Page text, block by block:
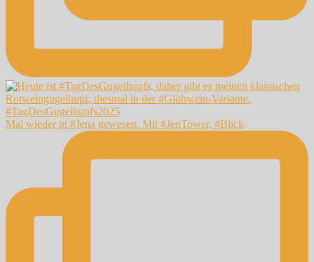
Mal wieder in #Jena gewesen. Mit #JenTower, #Blick